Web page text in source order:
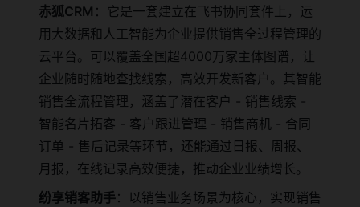
赤狐CRM ：它是一套建立在飞书协同套件上，运
用大数据和人工智能为企业提供销售全过程管理的
云平台。可以覆盖全国超4000万家主体图谱，让
企业随时随地查找线索，高效开发新客户。其智能
销售全流程管理，涵盖了潜在客户 - 销售线索 -
智能名片拓客 - 客户跟进管理 - 销售商机 - 合同
订单 - 售后记录等环节，还能通过日报、周报、
月报，在线记录高效便捷，推动企业业绩增长。
纷享销客助手：以销售业务场景为核心，实现销售